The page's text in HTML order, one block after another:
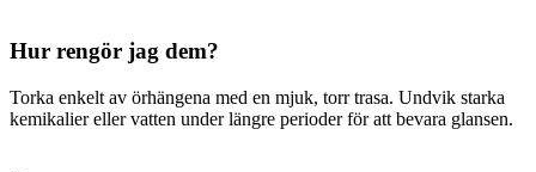
Hur rengör jag dem?
Torka enkelt av örhängena med en mjuk, torr trasa. Undvik starka
kemikalier eller vatten under längre perioder för att bevara glansen.